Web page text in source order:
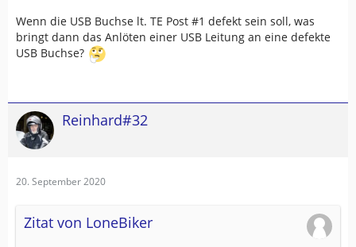
Wenn die USB Buchse lt. TE Post #1 defekt sein soll, was
bringt dann das Anlöten einer USB Leitung an eine defekte
USB Buchse?
Reinhard#32
20. September 2020
Zitat von LoneBiker